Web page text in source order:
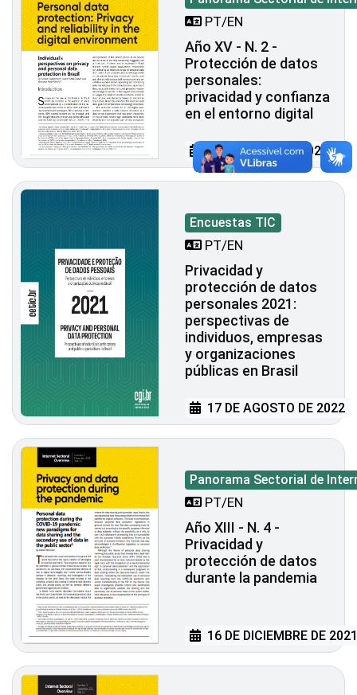
PT/EN
Año XV - N. 2 -
Protección de datos
personales:
privacidad y confianza
en el entorno digital
27 DE JULIO DE 2023
Encuestas TIC
PT/EN
Privacidad y
protección de datos
personales 2021:
perspectivas de
individuos, empresas
y organizaciones
públicas en Brasil
17 DE AGOSTO DE 2022
Panorama Sectorial de
PT/EN
Año XIII - N. 4 -
Privacidad y
protección de datos
durante la pandemia
16 DE DICIEMBRE DE